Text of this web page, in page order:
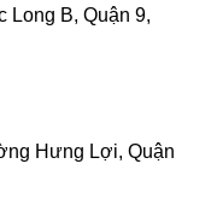
Long B, Quận 9,
Hưng Lợi, Quận